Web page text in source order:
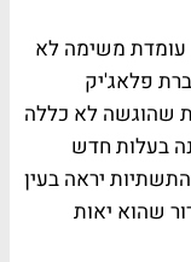
עומדת משימה לא
פלאג'יק
שהוגשה לא כללה
בעלות חדש
יראה בעין
שהוא יאות